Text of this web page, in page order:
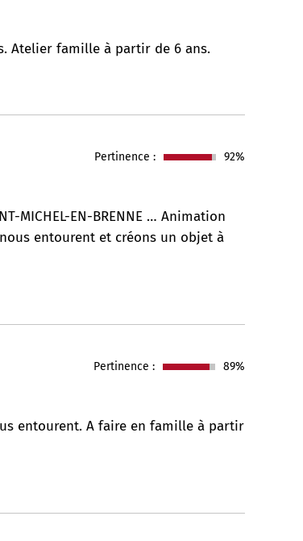
Atelier famille à partir de 6 ans.
Pertinence : 92%
MICHEL-EN-BRENNE … Animation
entourent et créons un objet à
Pertinence : 89%
entourent. A faire en famille à partir